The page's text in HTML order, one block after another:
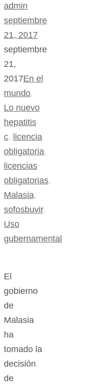
admin
septiembre
21, 2017
septiembre
21,
2017En el
mundo,
Lo nuevo
hepatitis
c, licencia
obligatoria,
licencias
obligatorias,
Malasia,
sofosbuvir,
Uso
gubernamental
El
gobierno
de
Malasia
ha
tomado la
decisión
de